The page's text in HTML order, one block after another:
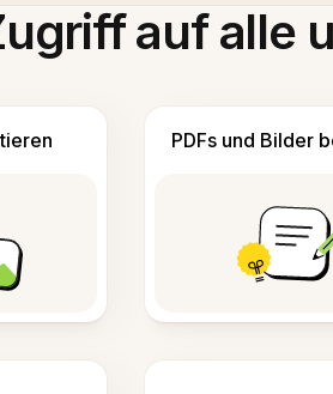
auf alle
PDFs und Bilder